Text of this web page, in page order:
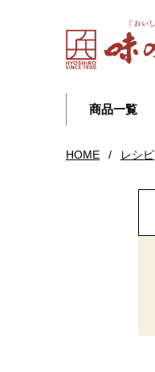
商品一覧
HOME / レシピ